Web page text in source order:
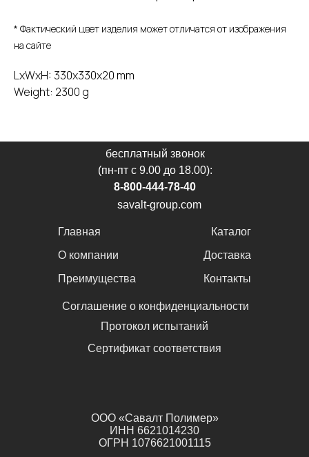
* Фактический цвет изделия может отличатся от изображения
на сайте
LxWxH: 330x330x20 mm
Weight: 2300 g
Главная
О компании
Преимущества
Соглашение о конфиденциальности
Протокол испытаний
Сертификат соответствия
ООО «Савалт Полимер»
ИНН 6621014230
ОГРН 1076621001115
Каталог
Доставка
Контакты
бесплатный звонок
(пн-пт с 9.00 до 18.00):
8-800-444-78-40
savalt-group.com